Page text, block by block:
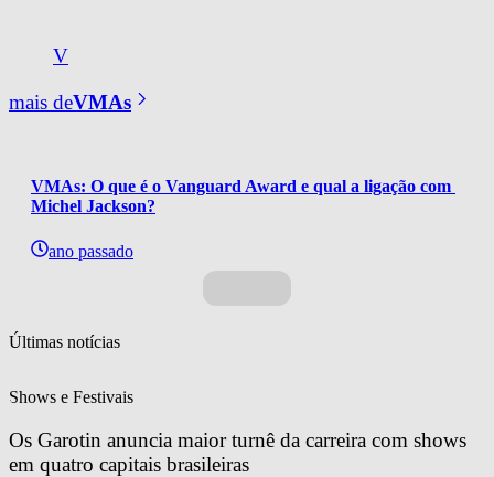
V
mais deVMAs
VMAs: O que é o Vanguard Award e qual a ligação com
Michel Jackson?
ano passado
Últimas notícias
Shows e Festivais
Os Garotin anuncia maior turnê da carreira com shows
em quatro capitais brasileiras